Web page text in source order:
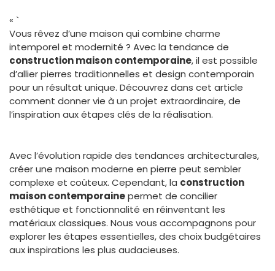
« `
Vous rêvez d’une maison qui combine charme
intemporel et modernité ? Avec la tendance de
construction maison contemporaine, il est possible
d’allier pierres traditionnelles et design contemporain
pour un résultat unique. Découvrez dans cet article
comment donner vie à un projet extraordinaire, de
l’inspiration aux étapes clés de la réalisation.
Avec l’évolution rapide des tendances architecturales,
créer une maison moderne en pierre peut sembler
complexe et coûteux. Cependant, la construction
maison contemporainepermet de concilier
esthétique et fonctionnalité en réinventant les
matériaux classiques. Nous vous accompagnons pour
explorer les étapes essentielles, des choix budgétaires
aux inspirations les plus audacieuses.